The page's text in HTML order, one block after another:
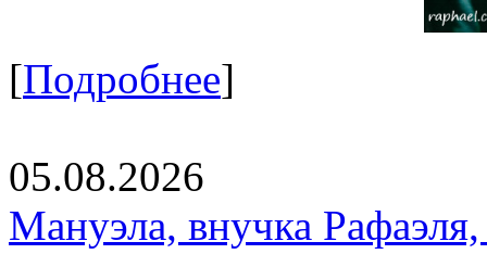
[Подробнее]
05.08.2026
Мануэла, внучка